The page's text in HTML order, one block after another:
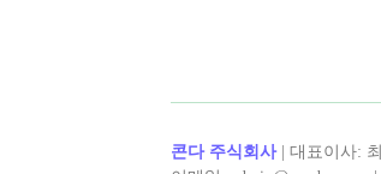
콘다 주식회사| 대표이사: